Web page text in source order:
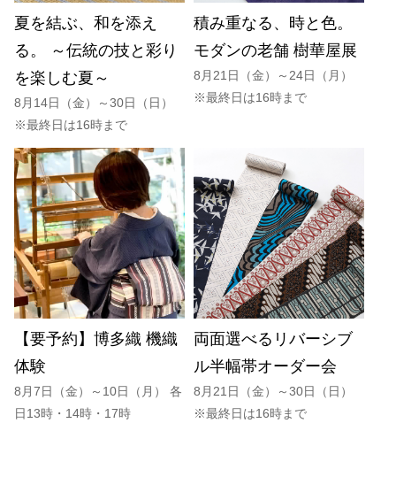
夏を結ぶ、和を添え
る。 ～伝統の技と彩り
を楽しむ夏～
8月14日（金）～30日（日）
※最終日は16時まで
積み重なる、時と色。
モダンの老舗 樹華屋展
8月21日（金）～24日（月）
※最終日は16時まで
【要予約】博多織 機織
体験
8月7日（金）～10日（月） 各
日13時・14時・17時
両面選べるリバーシブ
ル半幅帯オーダー会
8月21日（金）～30日（日）
※最終日は16時まで